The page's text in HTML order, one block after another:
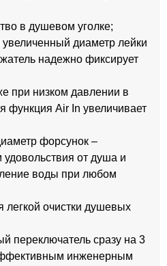
в душевом уголке;
диаметр лейки
надежно фиксирует
при низком давлении в
функция Air In увеличивает
форсунок –
от душа и
воды при любом
очистки душевых
переключатель сразу на 3
инженерным